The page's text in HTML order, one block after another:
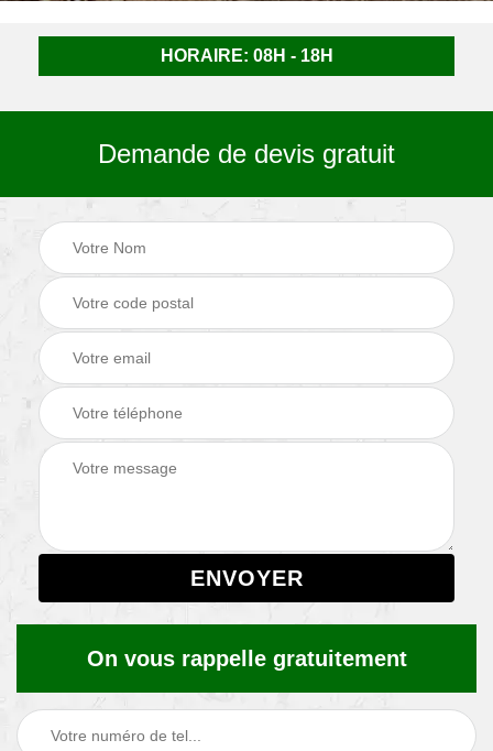
HORAIRE: 08H - 18H
Demande de devis gratuit
On vous rappelle gratuitement